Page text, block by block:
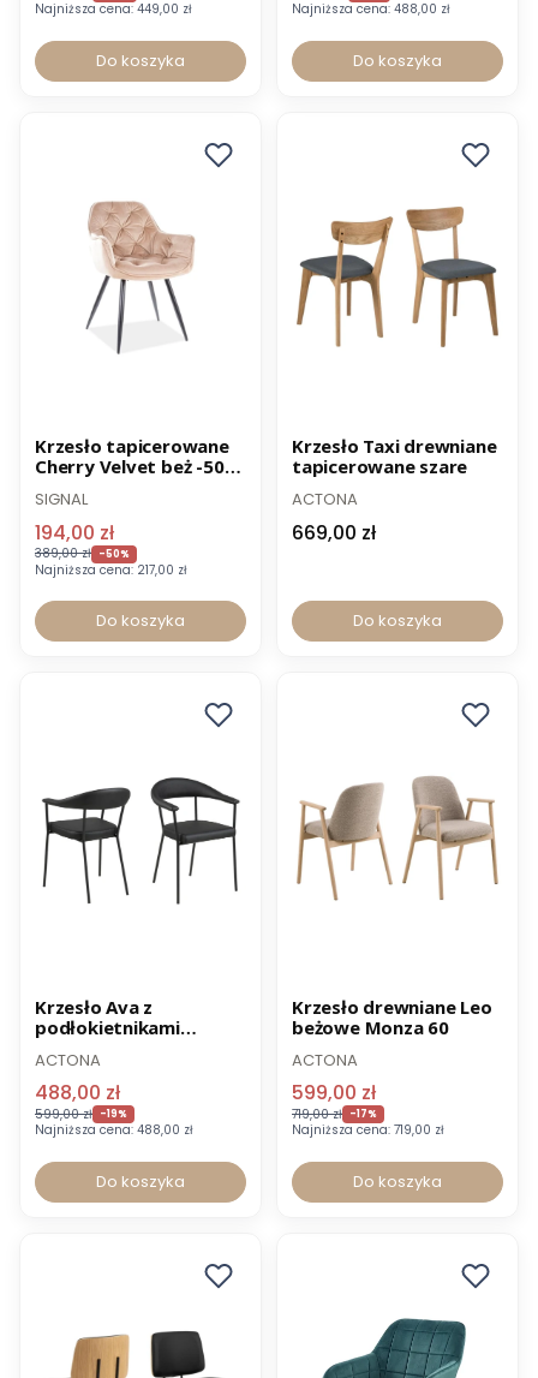
Najniższa cena: 449,00 zł
Do koszyka
Najniższa cena: 488,00 zł
Do koszyka
Promocja
Wysyłka 24h
Krzesło tapicerowane
Cherry Velvet beż -50%
SIGNAL
194,00 zł
389,00 zł -50%
Najniższa cena: 217,00 zł
Do koszyka
Krzesło Taxi drewniane
tapicerowane szare
ACTONA
669,00 zł
Do koszyka
Promocja
Krzesło Ava z
podłokietnikami
ACTONA
488,00 zł
599,00 zł -19%
Najniższa cena: 488,00 zł
Do koszyka
Promocja
Krzesło drewniane Leo
beżowe Monza 60
ACTONA
599,00 zł
719,00 zł -17%
Najniższa cena: 719,00 zł
Do koszyka